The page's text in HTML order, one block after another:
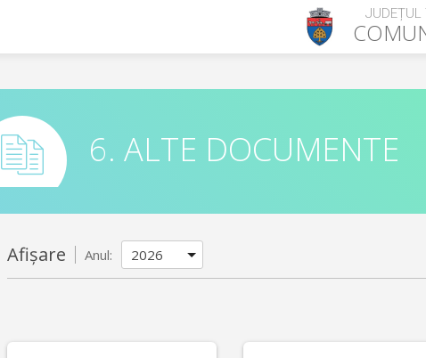
JUDEȚUL
6. ALTE DOCUMENTE
Afișare Anul: